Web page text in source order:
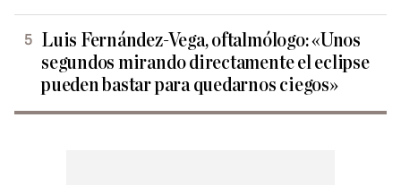
Luis Fernández-Vega, oftalmólogo: «Unos
segundos mirando directamente el eclipse
pueden bastar para quedarnos ciegos»